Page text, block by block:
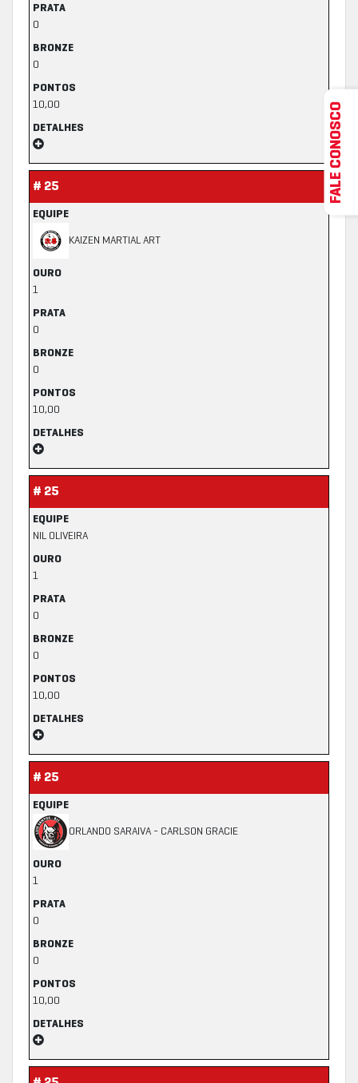
PRATA
0
BRONZE
0
PONTOS
10,00
DETALHES
# 25
EQUIPE
KAIZEN MARTIAL ART
OURO
1
PRATA
0
BRONZE
0
PONTOS
10,00
DETALHES
# 25
EQUIPE
NIL OLIVEIRA
OURO
1
PRATA
0
BRONZE
0
PONTOS
10,00
DETALHES
# 25
EQUIPE
ORLANDO SARAIVA - CARLSON GRACIE
OURO
1
PRATA
0
BRONZE
0
PONTOS
10,00
DETALHES
FALE CONOSCO